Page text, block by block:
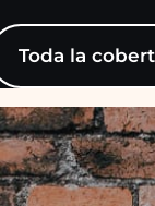
Toda la